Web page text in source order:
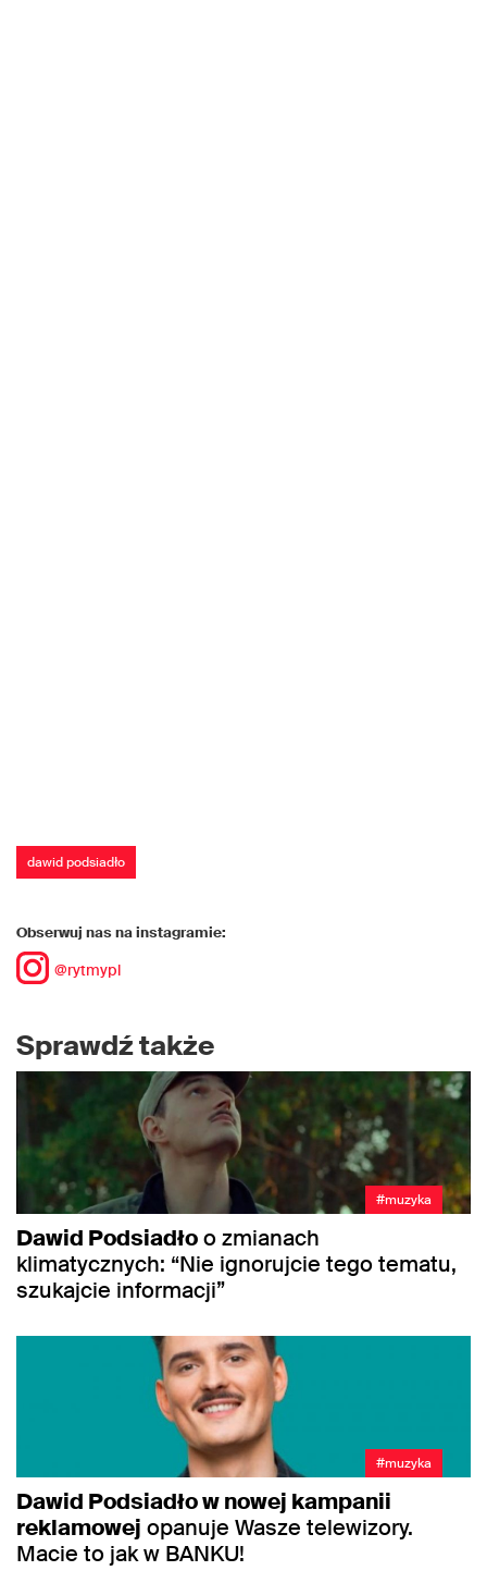
dawid podsiadło
Obserwuj nas na instagramie:
@rytmypl
Sprawdź także
#muzyka
Dawid Podsiadłoo zmianach
klimatycznych: “Nie ignorujcie tego tematu,
szukajcie informacji”
#muzyka
Dawid Podsiadło w nowej kampanii
reklamowej opanuje Wasze telewizory.
Macie to jak w BANKU!